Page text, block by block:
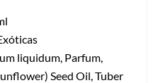
liquidum, Parfum,
Seed Oil, Tuber